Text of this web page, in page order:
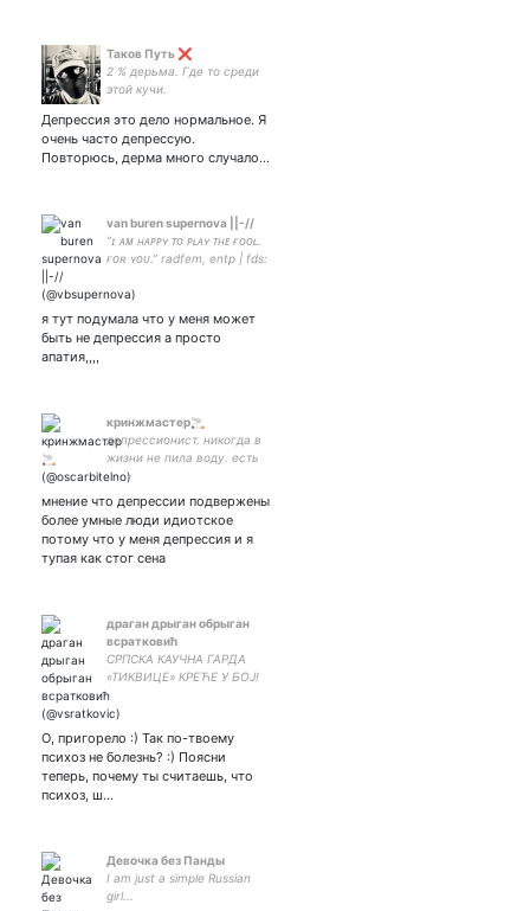
Таков Путь ❌
2 % дерьма. Где то среди
этой кучи.
Депрессия это дело нормальное. Я
очень часто депрессую.
Повторюсь, дерма много случало…
van buren supernova ||-//
“ɪ ᴀᴍ ʜᴀᴘᴘʏ ᴛᴏ ᴘʟᴀʏ ᴛʜᴇ ғᴏᴏʟ.
ғᴏʀ ʏᴏᴜ.” radfem, entp | fds:
gorillaz, руслит and many
я тут подумала что у меня может
быть не депрессия а просто
апатия,,,,
кринжмастер🚬
депрессионист. никогда в
жизни не пила воду. есть
пастор. однажды пела зе
20 rough years
мнение что депрессии подвержены
более умные люди идиотское
потому что у меня депрессия и я
тупая как стог сена
драган дрыган обрыган
всратковић
СРПСКА КАУЧНА ГАРДА
«ТИКВИЦЕ» КРЕЋЕ У БОЈ!
#косовојесрбија !птср! ко
сме тај може🇷🇸 желим да
сисам курац
О, пригорело :) Так по-твоему
психоз не болезнь? :) Поясни
теперь, почему ты считаешь, что
психоз, ш…
Девочка без Панды
I am just a simple Russian
girl...